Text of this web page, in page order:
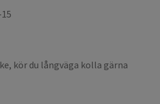
kör du långväga kolla gärna